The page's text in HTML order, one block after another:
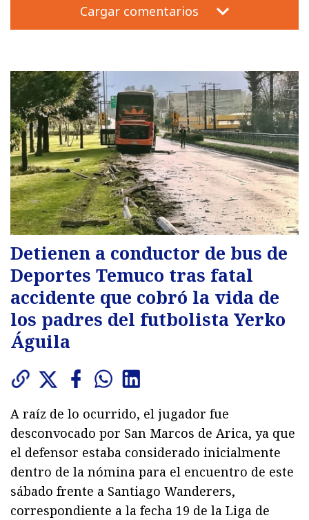
Cargar comentarios
Detienen a conductor de bus de
Deportes Temuco tras fatal
accidente que cobró la vida de
los padres del futbolista Yerko
Águila
A raíz de lo ocurrido, el jugador fue
desconvocado por San Marcos de Arica, ya que
el defensor estaba considerado inicialmente
dentro de la nómina para el encuentro de este
sábado frente a Santiago Wanderers,
correspondiente a la fecha 19 de la Liga de